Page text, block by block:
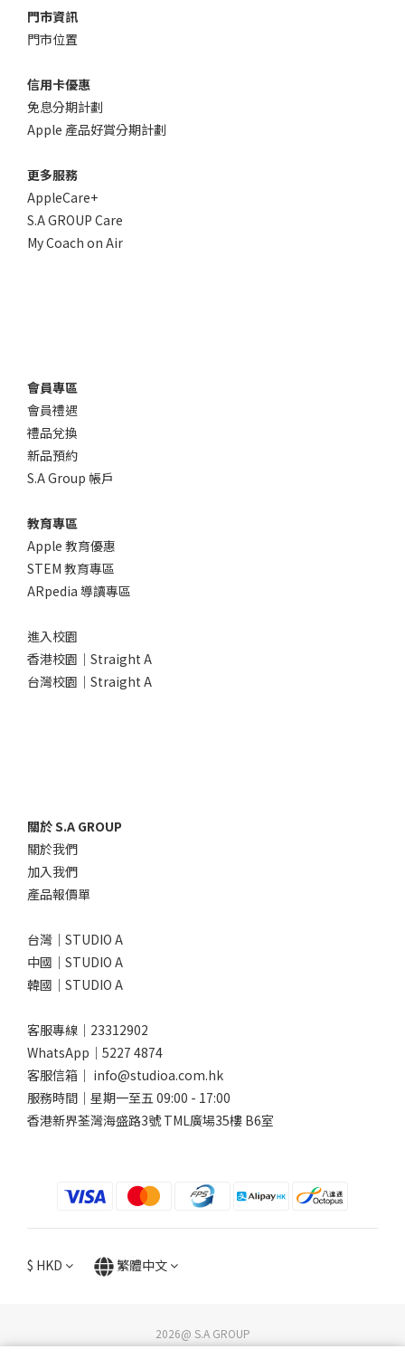
門市資訊
門市位置
信用卡優惠
免息分期計劃
Apple 產品好賞分期計劃
更多服務
AppleCare+
S.A GROUP Care
My Coach on Air
會員專區
會員禮遇
禮品兌換
新品預約
S.A Group 帳戶
教育專區
Apple 教育優惠
STEM 教育專區
ARpedia 導讀專區
進入校園
香港校園｜Straight A
台灣校園｜Straight A
關於 S.A GROUP
關於我們
加入我們
產品報價單
台灣｜STUDIO A
中國｜STUDIO A
韓國｜STUDIO A
客服專線｜23312902
WhatsApp｜ 5227 4874
客服信箱｜ info@studioa.com.hk
服務時間｜星期一至五 09:00 - 17:00
香港新界荃灣海盛路3號 TML廣場35樓 B6室
$ HKD 繁體中文
2026@ S.A GROUP